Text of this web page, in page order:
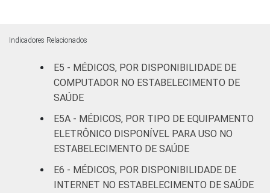
UNIDADE BÁSICA
DE SAÚDE Pública
Não UBS 75
FAIXA ETÁRIA
Até 35
64
De 36 a 50
anos
77
Indicadores Relacionados
E5 - MÉDICOS, POR DISPONIBILIDADE DE
COMPUTADOR NO ESTABELECIMENTO DE
SAÚDE
E5A - MÉDICOS, POR TIPO DE EQUIPAMENTO
ELETRÔNICO DISPONÍVEL PARA USO NO
ESTABELECIMENTO DE SAÚDE
E6 - MÉDICOS, POR DISPONIBILIDADE DE
INTERNET NO ESTABELECIMENTO DE SAÚDE